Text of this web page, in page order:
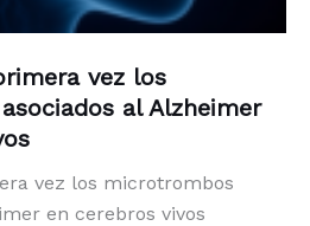
vez los
al Alzheimer
vez los microtrombos
en cerebros vivos